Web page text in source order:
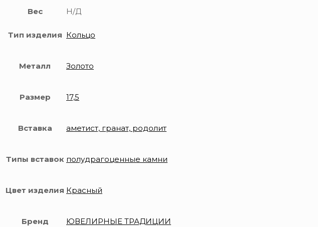
Вес Н/Д
Тип изделия Кольцо
Металл Золото
Размер 17,5
Вставка аметист, гранат, родолит
Типы вставок полудрагоценные камни
Цвет изделия Красный
Бренд ЮВЕЛИРНЫЕ ТРАДИЦИИ